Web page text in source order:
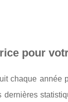
pour
chaque année